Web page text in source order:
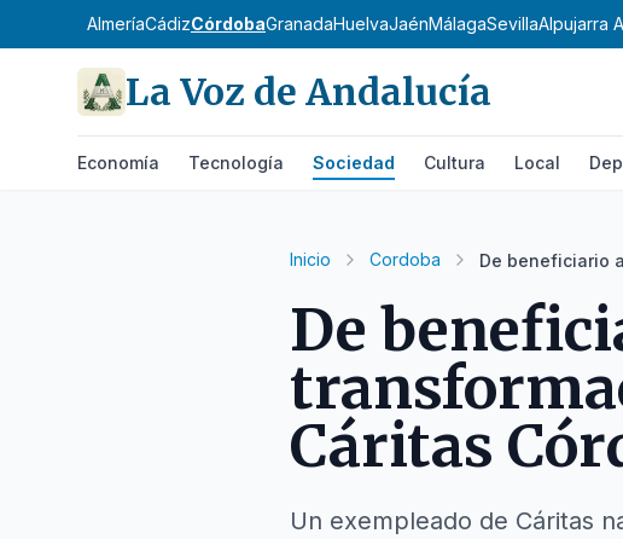
AlmeríaCádizCórdobaGranadaHuelvaJaénMálagaSevillaAlpujarra
La Voz de Andalucía
Economía Tecnología Sociedad Cultura Local
Inicio Cordoba De beneficiario
De
Cáritas
Un exempleado de Cáritas